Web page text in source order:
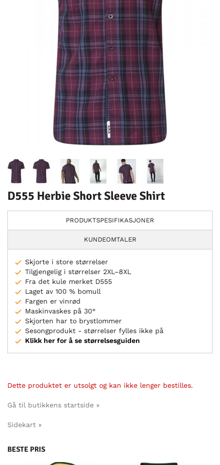
D555 Herbie Short Sleeve Shirt
PRODUKTSPESIFIKASJONER
KUNDEOMTALER
Skjorte i store størrelser
Tilgjengelig i størrelser 2XL–8XL
Fra det kule merket D555
Laget av 100 % bomull
Fargen er vinrød
Maskinvaskes på 30°
Skjorten har to brystlommer
Sesongprodukt - størrelser fylles ikke på
Klikk her for å se størrelsesguiden
Dette produktet er utsolgt og kan ikke lenger bestilles.
Gå til butikkens startside »
Sidekart »
BESTE PRIS